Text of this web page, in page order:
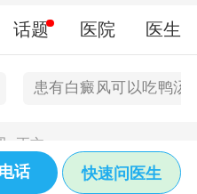
话题 医院 医生
患有白癜风可以吃鸭汤
正文
话 快速问医生